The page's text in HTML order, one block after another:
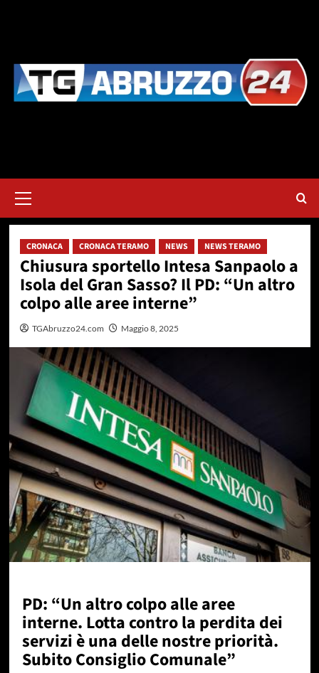
principale
CRONACA CRONACA TERAMO NEWS NEWS TERAMO
Chiusura sportello Intesa Sanpaolo a
Isola del Gran Sasso? Il PD: “Un altro
colpo alle aree interne”
TGAbruzzo24.com Maggio 8, 2025
PD: “Un altro colpo alle aree
interne. Lotta contro la perdita dei
servizi è una delle nostre priorità.
Subito Consiglio Comunale”